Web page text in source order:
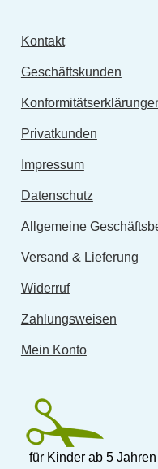
Kontakt
Geschäftskunden
Privatkunden
Impressum
Datenschutz
Allgemeine
Versand & Lieferung
Widerruf
Zahlungsweisen
Mein Konto
für Kinder ab 5